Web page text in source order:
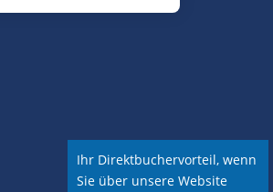
Ihr Direktbuchervorteil, wenn
Sie über unsere Website